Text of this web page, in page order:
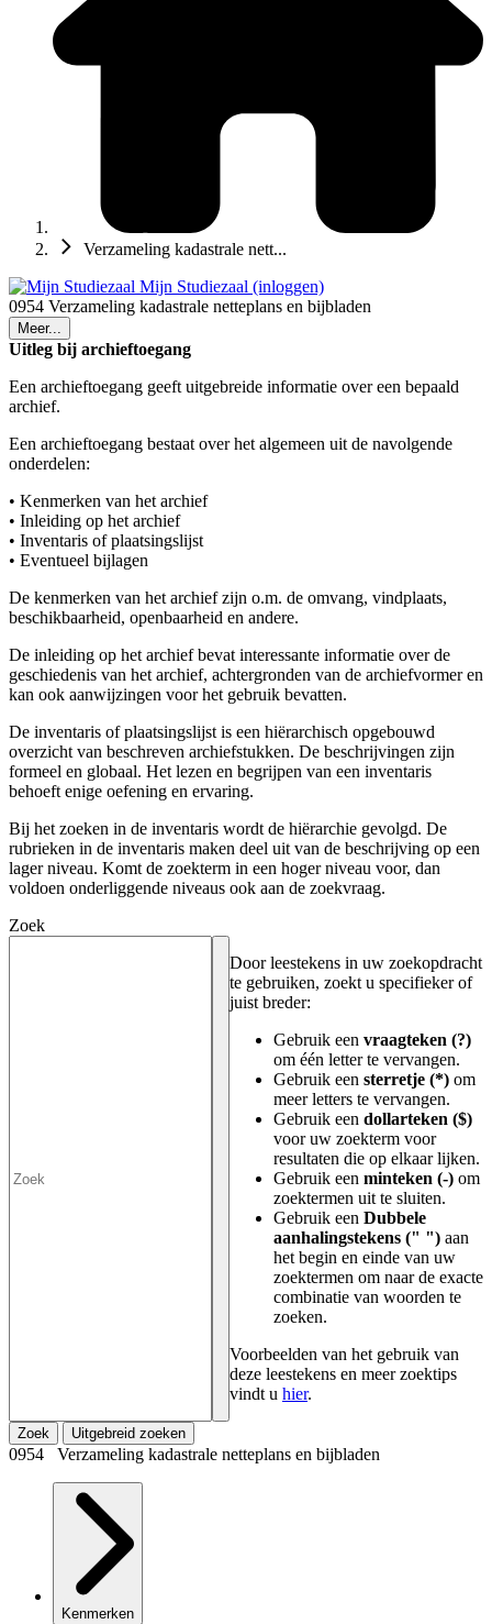
Verzameling kadastrale nett...
Mijn Studiezaal (inloggen)
0954 Verzameling kadastrale netteplans en bijbladen
Meer...
Uitleg bij archieftoegang
Een archieftoegang geeft uitgebreide informatie over een bepaald
archief.
Een archieftoegang bestaat over het algemeen uit de navolgende
onderdelen:
• Kenmerken van het archief
• Inleiding op het archief
• Inventaris of plaatsingslijst
• Eventueel bijlagen
De kenmerken van het archief zijn o.m. de omvang, vindplaats,
beschikbaarheid, openbaarheid en andere.
De inleiding op het archief bevat interessante informatie over de
geschiedenis van het archief, achtergronden van de archiefvormer en
kan ook aanwijzingen voor het gebruik bevatten.
De inventaris of plaatsingslijst is een hiërarchisch opgebouwd
overzicht van beschreven archiefstukken. De beschrijvingen zijn
formeel en globaal. Het lezen en begrijpen van een inventaris
behoeft enige oefening en ervaring.
Bij het zoeken in de inventaris wordt de hiërarchie gevolgd. De
rubrieken in de inventaris maken deel uit van de beschrijving op een
lager niveau. Komt de zoekterm in een hoger niveau voor, dan
voldoen onderliggende niveaus ook aan de zoekvraag.
Zoek
Door leestekens in uw zoekopdracht
te gebruiken, zoekt u specifieker of
juist breder:
Gebruik een vraagteken (?)
om één letter te vervangen.
Gebruik een sterretje (*) om
meer letters te vervangen.
Gebruik een dollarteken ($)
voor uw zoekterm voor
resultaten die op elkaar lijken.
Gebruik een minteken (-) om
zoektermen uit te sluiten.
Gebruik een Dubbele
aanhalingstekens (" ") aan
het begin en einde van uw
zoektermen om naar de exacte
combinatie van woorden te
zoeken.
Voorbeelden van het gebruik van
deze leestekens en meer zoektips
vindt u hier.
Zoek Uitgebreid zoeken
0954 Verzameling kadastrale netteplans en bijbladen
Kenmerken